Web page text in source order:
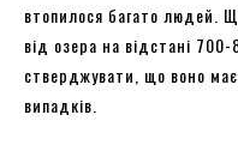
втопилося багато людей.
від озера на відстані
стверджувати, що воно
випадків.